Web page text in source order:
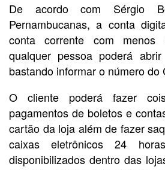
De acordo com Sérgio
Pernambucanas, a conta
conta corrente com menos
qualquer pessoa poderá
bastando informar o número do
O cliente poderá fazer
pagamentos de boletos e
cartão da loja além de fazer
caixas eletrônicos 24
disponibilizados dentro das